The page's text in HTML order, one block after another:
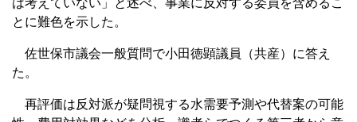
とに難色を示した。
佐世保市議会一般質問で小田徳顕議員（共産）に答え
た。
再評価は反対派が疑問視する水需要予測や代替案の可能